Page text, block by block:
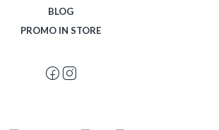
BLOG
PROMO IN STORE